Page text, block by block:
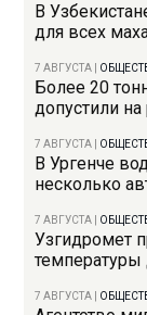
В
для всех
7 АВГУСТА
Более 20
допустили
7 АВГУСТА
В Ургенче
несколько
7 АВГУСТА
Узгидромет
7 АВГУСТА